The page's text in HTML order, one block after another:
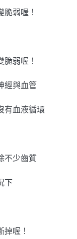
脆弱喔！
脆弱喔！
經與血管
有血液循環
不少齒質
下
掉喔！